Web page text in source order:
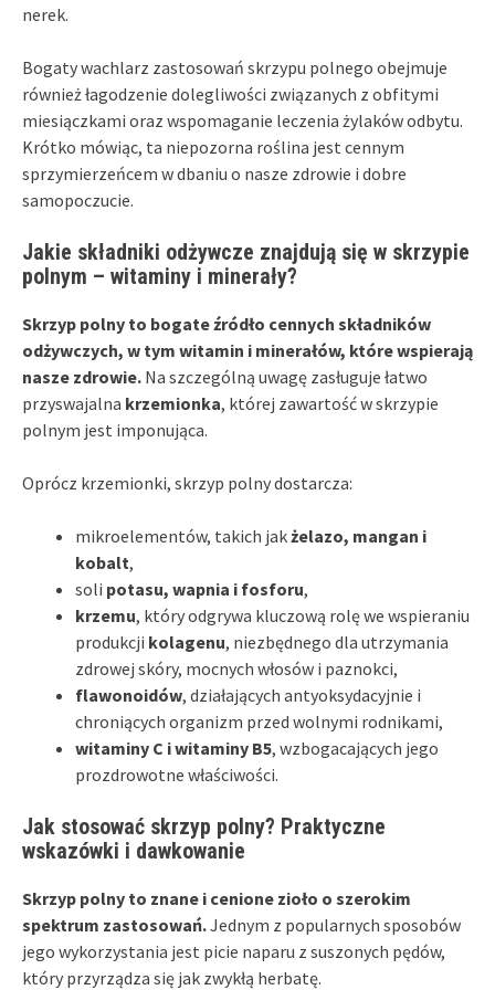
nerek.
Bogaty wachlarz zastosowań skrzypu polnego obejmuje
również łagodzenie dolegliwości związanych z obfitymi
miesiączkami oraz wspomaganie leczenia żylaków odbytu.
Krótko mówiąc, ta niepozorna roślina jest cennym
sprzymierzeńcem w dbaniu o nasze zdrowie i dobre
samopoczucie.
Jakie składniki odżywcze znajdują się w skrzypie
polnym – witaminy i minerały?
Skrzyp polny to bogate źródło cennych składników
odżywczych, w tym witamin i minerałów, które wspierają
nasze zdrowie. Na szczególną uwagę zasługuje łatwo
przyswajalna krzemionka, której zawartość w skrzypie
polnym jest imponująca.
Oprócz krzemionki, skrzyp polny dostarcza:
mikroelementów, takich jakżelazo, mangan i
kobalt,
soli potasu, wapnia i fosforu,
krzemu, który odgrywa kluczową rolę we wspieraniu
produkcji kolagenu, niezbędnego dla utrzymania
zdrowej skóry, mocnych włosów i paznokci,
flawonoidów, działających antyoksydacyjnie i
chroniących organizm przed wolnymi rodnikami,
witaminy C i witaminy B5, wzbogacających jego
prozdrowotne właściwości.
Jak stosować skrzyp polny? Praktyczne
wskazówki i dawkowanie
Skrzyp polny to znane i cenione zioło o szerokim
spektrum zastosowań.Jednym z popularnych sposobów
jego wykorzystania jest picie naparu z suszonych pędów,
który przyrządza się jak zwykłą herbatę.